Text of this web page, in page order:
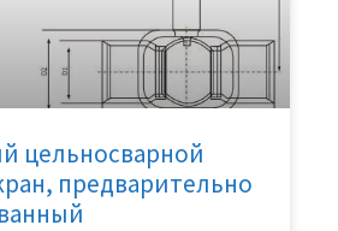
цельносварной
предварительно